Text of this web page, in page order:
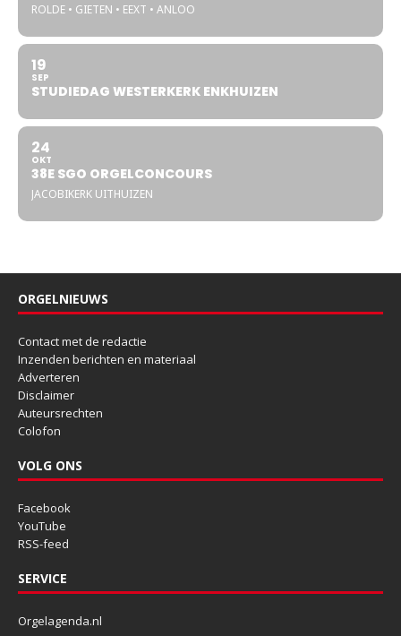
ROLDE • GIETEN • EEXT • ANLOO
19
SEP
STUDIEDAG WESTERKERK ENKHUIZEN
24
OKT
38E SGO ORGELCONCOURS
JACOBIKERK UITHUIZEN
ORGELNIEUWS
Contact met de redactie
Inzenden berichten en materiaal
Adverteren
Disclaimer
Auteursrechten
Colofon
VOLG ONS
Facebook
YouTube
RSS-feed
SERVICE
Orgelagenda.nl